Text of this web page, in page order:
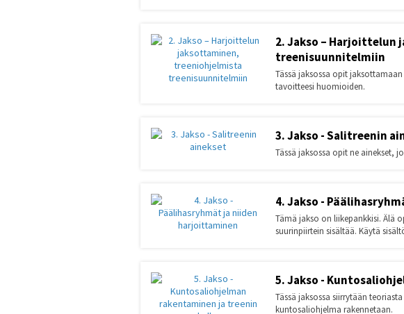
2. Jakso –
treenisuunnitelmiin
Tässä jaksossa opit
tavoitteesi huomioiden.
3. Jakso - Salitreenin
Tässä jaksossa opit ne ainekset,
4. Jakso -
Tämä jakso on liikepankkisi. Älä
suurinpiirtein sisältää. Käytä
5. Jakso -
Tässä jaksossa siirrytään
kuntosaliohjelma rakennetaan.